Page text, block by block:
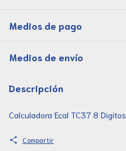
Medios de pago
Medios de envío
Descripción
Calculadora Ecal TC37 8 Digitos.
Compartir